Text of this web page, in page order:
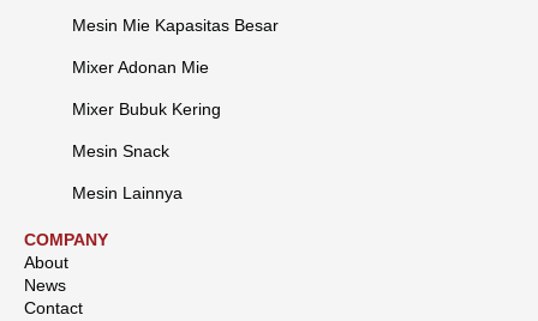
Mesin Mie Kapasitas Besar
Mixer Adonan Mie
Mixer Bubuk Kering
Mesin Snack
Mesin Lainnya
COMPANY
About
News
Contact